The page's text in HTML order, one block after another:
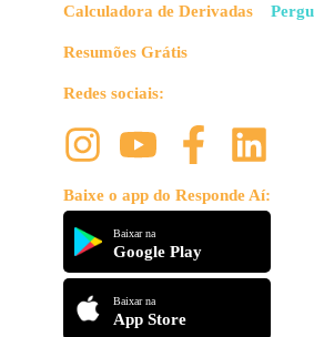
Calculadora de Derivadas
Resumões Grátis
Redes sociais:
Baixe o app do Responde Aí:
Baixar na
Google Play
Baixar na
App Store